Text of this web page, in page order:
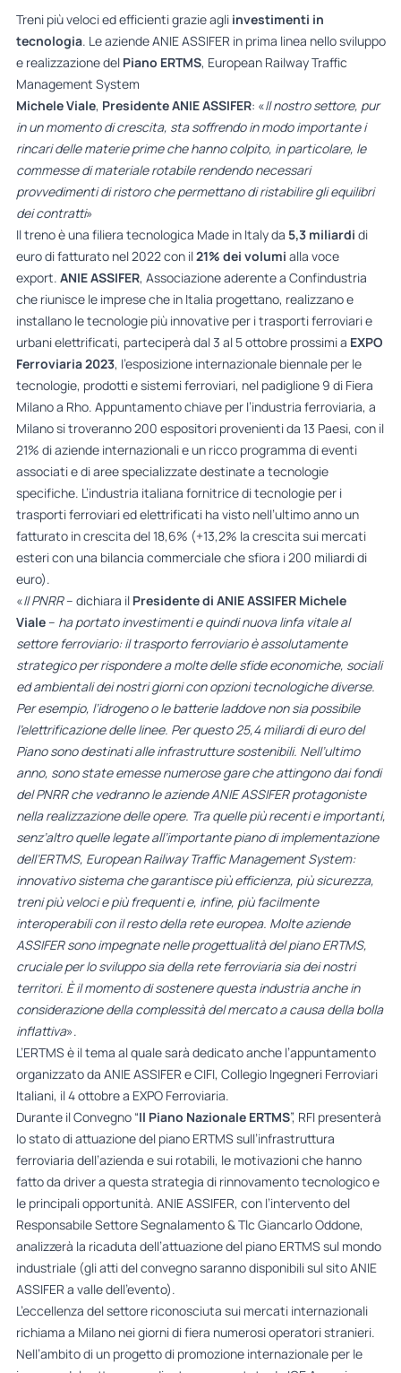
Treni più veloci ed efficienti grazie agli investimenti in
tecnologia. Le aziende ANIE ASSIFER in prima linea nello sviluppo
e realizzazione del Piano ERTMS, European Railway Traffic
Management System
Michele Viale, Presidente ANIE ASSIFER: «Il nostro settore, pur
in un momento di crescita, sta soffrendo in modo importante i
rincari delle materie prime che hanno colpito, in particolare, le
commesse di materiale rotabile rendendo necessari
provvedimenti di ristoro che permettano di ristabilire gli equilibri
dei contratti»
Il treno è una filiera tecnologica Made in Italy da 5,3 miliardi di
euro di fatturato nel 2022 con il21% dei volumi alla voce
export. ANIE ASSIFER, Associazione aderente a Confindustria
che riunisce le imprese che in Italia progettano, realizzano e
installano le tecnologie più innovative per i trasporti ferroviari e
urbani elettrificati, parteciperà dal 3 al 5 ottobre prossimi a EXPO
Ferroviaria 2023, l’esposizione internazionale biennale per le
tecnologie, prodotti e sistemi ferroviari, nel padiglione 9 di Fiera
Milano a Rho. Appuntamento chiave per l’industria ferroviaria, a
Milano si troveranno 200 espositori provenienti da 13 Paesi, con il
21% di aziende internazionali e un ricco programma di eventi
associati e di aree specializzate destinate a tecnologie
specifiche. L’industria italiana fornitrice di tecnologie per i
trasporti ferroviari ed elettrificati ha visto nell’ultimo anno un
fatturato in crescita del 18,6% (+13,2% la crescita sui mercati
esteri con una bilancia commerciale che sfiora i 200 miliardi di
euro).
«Il PNRR– dichiara il Presidente di ANIE ASSIFER Michele
Viale– ha portato investimenti e quindi nuova linfa vitale al
settore ferroviario: il trasporto ferroviario è assolutamente
strategico per rispondere a molte delle sfide economiche, sociali
ed ambientali dei nostri giorni con opzioni tecnologiche diverse.
Per esempio, l’idrogeno o le batterie laddove non sia possibile
l’elettrificazione delle linee. Per questo 25,4 miliardi di euro del
Piano sono destinati alle infrastrutture sostenibili. Nell’ultimo
anno, sono state emesse numerose gare che attingono dai fondi
del PNRR che vedranno le aziende ANIE ASSIFER protagoniste
nella realizzazione delle opere. Tra quelle più recenti e importanti,
senz’altro quelle legate all’importante piano di implementazione
dell’ERTMS, European Railway Traffic Management System:
innovativo sistema che garantisce più efficienza, più sicurezza,
treni più veloci e più frequenti e, infine, più facilmente
interoperabili con il resto della rete europea. Molte aziende
ASSIFER sono impegnate nelle progettualità del piano ERTMS,
cruciale per lo sviluppo sia della rete ferroviaria sia dei nostri
territori. È il momento di sostenere questa industria anche in
considerazione della complessità del mercato a causa della bolla
inflattiva».
L’ERTMS è il tema al quale sarà dedicato anche l’appuntamento
organizzato da ANIE ASSIFER e CIFI, Collegio Ingegneri Ferroviari
Italiani, il 4 ottobre a EXPO Ferroviaria.
Durante il Convegno “Il Piano Nazionale ERTMS”, RFI presenterà
lo stato di attuazione del piano ERTMS sull’infrastruttura
ferroviaria dell’azienda e sui rotabili, le motivazioni che hanno
fatto da driver a questa strategia di rinnovamento tecnologico e
le principali opportunità. ANIE ASSIFER, con l’intervento del
Responsabile Settore Segnalamento & Tlc Giancarlo Oddone,
analizzerà la ricaduta dell’attuazione del piano ERTMS sul mondo
industriale (gli atti del convegno saranno disponibili sul sito ANIE
ASSIFER a valle dell’evento).
L’eccellenza del settore riconosciuta sui mercati internazionali
richiama a Milano nei giorni di fiera numerosi operatori stranieri.
Nell’ambito di un progetto di promozione internazionale per le